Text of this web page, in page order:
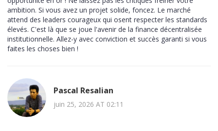
ambition. Si vous avez un projet solide, foncez. Le marché
attend des leaders courageux qui osent respecter les standards
élevés. C'est là que se joue l'avenir de la finance décentralisée
institutionnelle. Allez-y avec conviction et succès garanti si vous
faites les choses bien !
Pascal Resalian
juin 25, 2026 AT 02:11